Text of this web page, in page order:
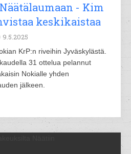
- Kim
keskikaistaa
9.5.2025
KrP:n riveihin Jyväskylästä.
31 ottelua pelannut
Nokialle yhden
jälkeen.